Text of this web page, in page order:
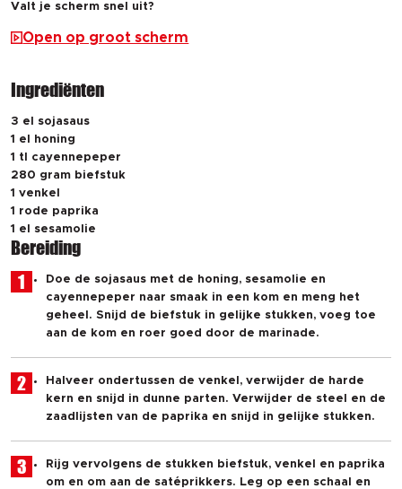
Valt je scherm snel uit?
Open op groot scherm
Ingrediënten
3 el sojasaus
1 el honing
1 tl cayennepeper
280 gram biefstuk
1 venkel
1 rode paprika
1 el sesamolie
Bereiding
1
Doe de sojasaus met de honing, sesamolie en
cayennepeper naar smaak in een kom en meng het
geheel. Snijd de biefstuk in gelijke stukken, voeg toe
aan de kom en roer goed door de marinade.
2
Halveer ondertussen de venkel, verwijder de harde
kern en snijd in dunne parten. Verwijder de steel en de
zaadlijsten van de paprika en snijd in gelijke stukken.
3
Rijg vervolgens de stukken biefstuk, venkel en paprika
om en om aan de satéprikkers. Leg op een schaal en